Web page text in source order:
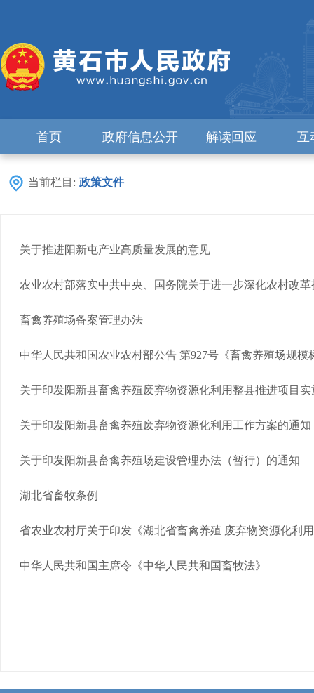
首页 政府信息公开 解读回应 互
当前栏目: 政策文件
关于推进阳新屯产业高质量发展的意见
农业农村部落实中共中央、国务院关于进一步深化农村改革
畜禽养殖场备案管理办法
中华人民共和国农业农村部公告 第927号《畜禽养殖场规模
关于印发阳新县畜禽养殖废弃物资源化利用整县推进项目实
关于印发阳新县畜禽养殖废弃物资源化利用工作方案的通知
关于印发阳新县畜禽养殖场建设管理办法（暂行）的通知
湖北省畜牧条例
省农业农村厅关于印发《湖北省畜禽养殖 废弃物资源化利
中华人民共和国主席令《中华人民共和国畜牧法》